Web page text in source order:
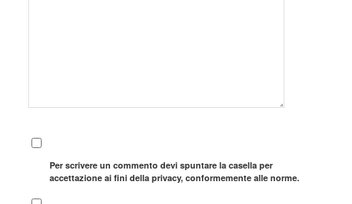
Per scrivere un commento devi spuntare la casella per
accettazione ai fini della privacy, conformemente alle norme.